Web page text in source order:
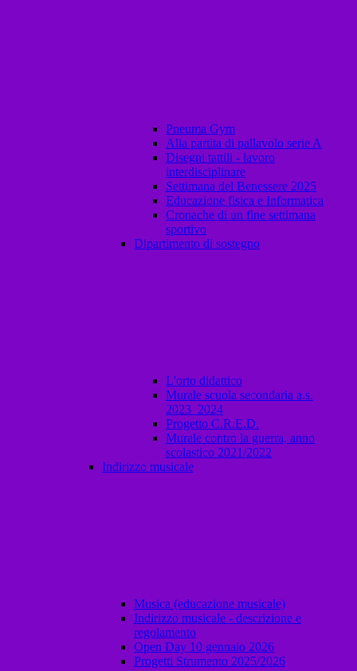
Pneuma Gym
Alla partita di pallavolo serie A
Disegni tattili - lavoro
interdisciplinare
Settimana del Benessere 2025
Educazione fisica e Informatica
Cronache di un fine settimana
sportivo
Dipartimento di sostegno
L'orto didattico
Murale scuola secondaria a.s.
2023_2024
Progetto C.R.E.D.
Murale contro la guerra, anno
scolastico 2021/2022
Indirizzo musicale
Musica (educazione musicale)
Indirizzo musicale - descrizione e
regolamento
Open Day 10 gennaio 2026
Progetti Strumento 2025/2026